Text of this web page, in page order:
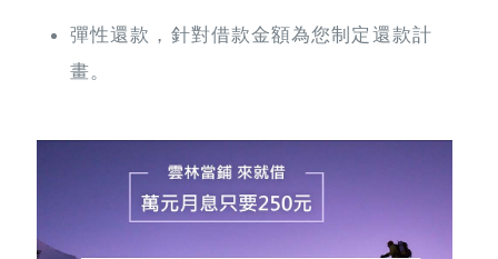
彈性還款，針對借款金額為您制定還款計
畫。